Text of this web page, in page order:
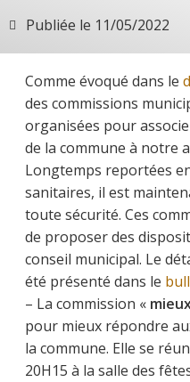
Publiée le 11/05/2022
Comme évoqué dans le
des commissions
organisées pour
de la commune à notre
Longtemps reportées
sanitaires, il est
toute sécurité. Ces
de proposer des
conseil municipal. Le
été présenté dans le
– La commission «
pour mieux répondre
la commune. Elle se
20H15 à la salle des